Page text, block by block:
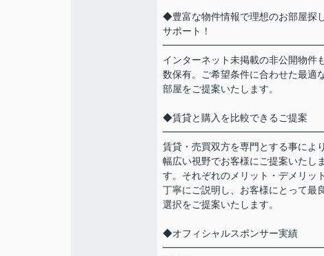
◆豊富な物件情報で理想のお部屋探
サポート！
インターネット未掲載の非公開物件
数保有。ご希望条件に合わせた最適
部屋をご提案いたします。
◆賃貸と購入を比較できるご提案
賃貸・売買双方を専門とする事によ
幅広い視野でお客様にご提案いたし
す。それぞれのメリット・デメリッ
丁寧にご説明し、お客様にとって最
選択をご提案いたします。
◆オフィシャルスポンサー実績